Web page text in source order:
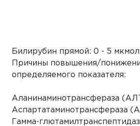
Билирубин прямой: 0 - 5
Причины повышения/
определяемого показателя:
Аланинаминотрансфераза
Аспартатаминотрансфераза
Гамма-